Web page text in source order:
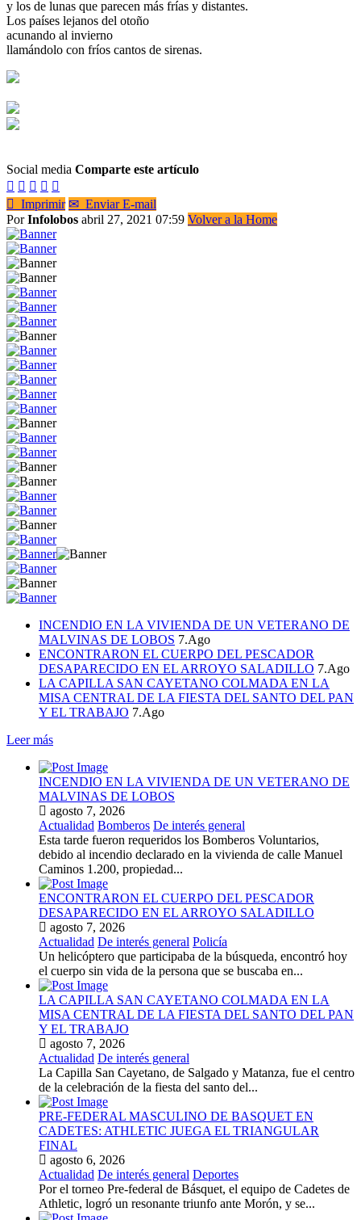
y los de lunas que parecen más frías y distantes.
Los países lejanos del otoño
acunando al invierno
llamándolo con fríos cantos de sirenas.
Social media Comparte este artículo
    
 Imprimir ✉ Enviar E-mail
PorInfolobos abril 27, 2021 07:59 Volver a la Home
INCENDIO EN LA VIVIENDA DE UN VETERANO DE
MALVINAS DE LOBOS 7.Ago
ENCONTRARON EL CUERPO DEL PESCADOR
DESAPARECIDO EN EL ARROYO SALADILLO 7.Ago
LA CAPILLA SAN CAYETANO COLMADA EN LA
MISA CENTRAL DE LA FIESTA DEL SANTO DEL PAN
Y EL TRABAJO 7.Ago
Leer más
INCENDIO EN LA VIVIENDA DE UN VETERANO DE
MALVINAS DE LOBOS
agosto 7, 2026
Actualidad Bomberos De interés general
Esta tarde fueron requeridos los Bomberos Voluntarios,
debido al incendio declarado en la vivienda de calle Manuel
Caminos 1.200, propiedad...
ENCONTRARON EL CUERPO DEL PESCADOR
DESAPARECIDO EN EL ARROYO SALADILLO
agosto 7, 2026
Actualidad De interés general Policía
Un helicóptero que participaba de la búsqueda, encontró hoy
el cuerpo sin vida de la persona que se buscaba en...
LA CAPILLA SAN CAYETANO COLMADA EN LA
MISA CENTRAL DE LA FIESTA DEL SANTO DEL PAN
Y EL TRABAJO
agosto 7, 2026
Actualidad De interés general
La Capilla San Cayetano, de Salgado y Matanza, fue el centro
de la celebración de la fiesta del santo del...
PRE-FEDERAL MASCULINO DE BASQUET EN
CADETES: ATHLETIC JUEGA EL TRIANGULAR
FINAL
agosto 6, 2026
Actualidad De interés general Deportes
Por el torneo Pre-federal de Básquet, el equipo de Cadetes de
Athletic, logró un resonante triunfo ante Morón, y se...